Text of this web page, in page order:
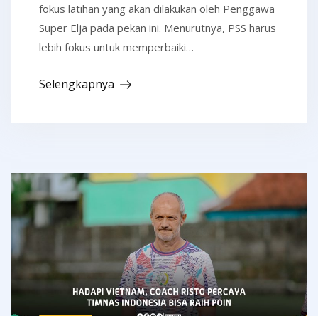
fokus latihan yang akan dilakukan oleh Penggawa
Super Elja pada pekan ini. Menurutnya, PSS harus
lebih fokus untuk memperbaiki…
Selengkapnya